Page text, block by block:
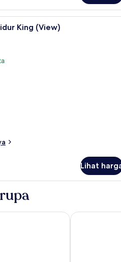
Kamar, 1 Tempat Tidur King
King (View)
Lihat
Hotel Riu